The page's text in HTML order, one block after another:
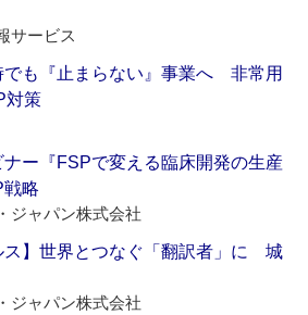
サービス
でも『止まらない』事業へ 非常用
対策
ナー『FSPで変える臨床開発の生産
略
ジャパン株式会社
ス】世界とつなぐ「翻訳者」に 城
ジャパン株式会社